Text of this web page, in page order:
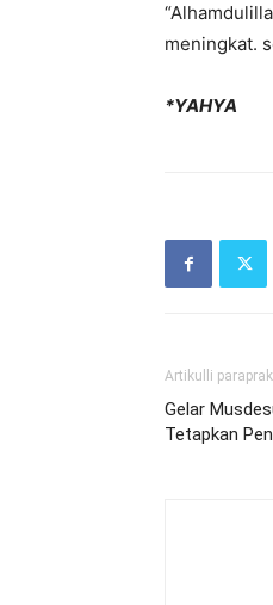
meningkat.
*YAHYA
Artikulli paraprak
Gelar
Tetapkan